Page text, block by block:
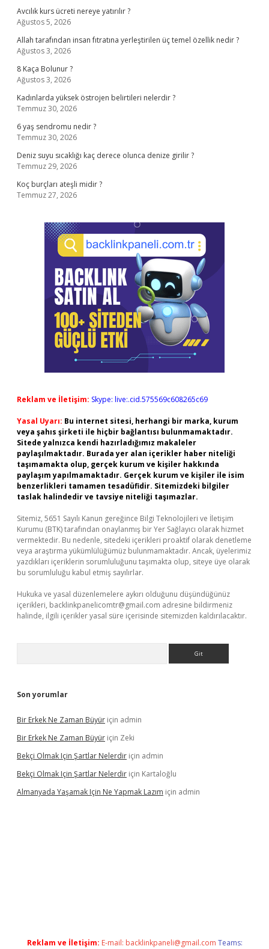
Avcılık kurs ücreti nereye yatırılır ?
Ağustos 5, 2026
Allah tarafından insan fıtratına yerleştirilen üç temel özellik nedir ?
Ağustos 3, 2026
8 Kaça Bolunur ?
Ağustos 3, 2026
Kadınlarda yüksek östrojen belirtileri nelerdir ?
Temmuz 30, 2026
6 yaş sendromu nedir ?
Temmuz 30, 2026
Deniz suyu sıcaklığı kaç derece olunca denize girilir ?
Temmuz 29, 2026
Koç burçları ateşli midir ?
Temmuz 27, 2026
Reklam ve İletişim: Skype: live:.cid.575569c608265c69
Yasal Uyarı: Bu internet sitesi, herhangi bir marka, kurum
veya şahıs şirketi ile hiçbir bağlantısı bulunmamaktadır.
Sitede yalnızca kendi hazırladığımız makaleler
paylaşılmaktadır. Burada yer alan içerikler haber niteliği
taşımamakta olup, gerçek kurum ve kişiler hakkında
paylaşım yapılmamaktadır. Gerçek kurum ve kişiler ile isim
benzerlikleri tamamen tesadüfidir. Sitemizdeki bilgiler
taslak halindedir ve tavsiye niteliği taşımazlar.
Sitemiz, 5651 Sayılı Kanun gereğince Bilgi Teknolojileri ve İletişim
Kurumu (BTK) tarafından onaylanmış bir Yer Sağlayıcı olarak hizmet
vermektedir. Bu nedenle, sitedeki içerikleri proaktif olarak denetleme
veya araştırma yükümlülüğümüz bulunmamaktadır. Ancak, üyelerimiz
yazdıkları içeriklerin sorumluluğunu taşımakta olup, siteye üye olarak
bu sorumluluğu kabul etmiş sayılırlar.
Hukuka ve yasal düzenlemelere aykırı olduğunu düşündüğünüz
içerikleri, backlinkpanelicomtr@gmail.com adresine bildirmeniz
halinde, ilgili içerikler yasal süre içerisinde sitemizden kaldırılacaktır.
Son yorumlar
Bir Erkek Ne Zaman Büyür için admin
Bir Erkek Ne Zaman Büyür için Zeki
Bekçi Olmak Için Şartlar Nelerdir için admin
Bekçi Olmak Için Şartlar Nelerdir için Kartaloğlu
Almanyada Yaşamak Için Ne Yapmak Lazım için admin
Reklam ve İletişim: E-mail: backlinkpaneli@gmail.com Teams: